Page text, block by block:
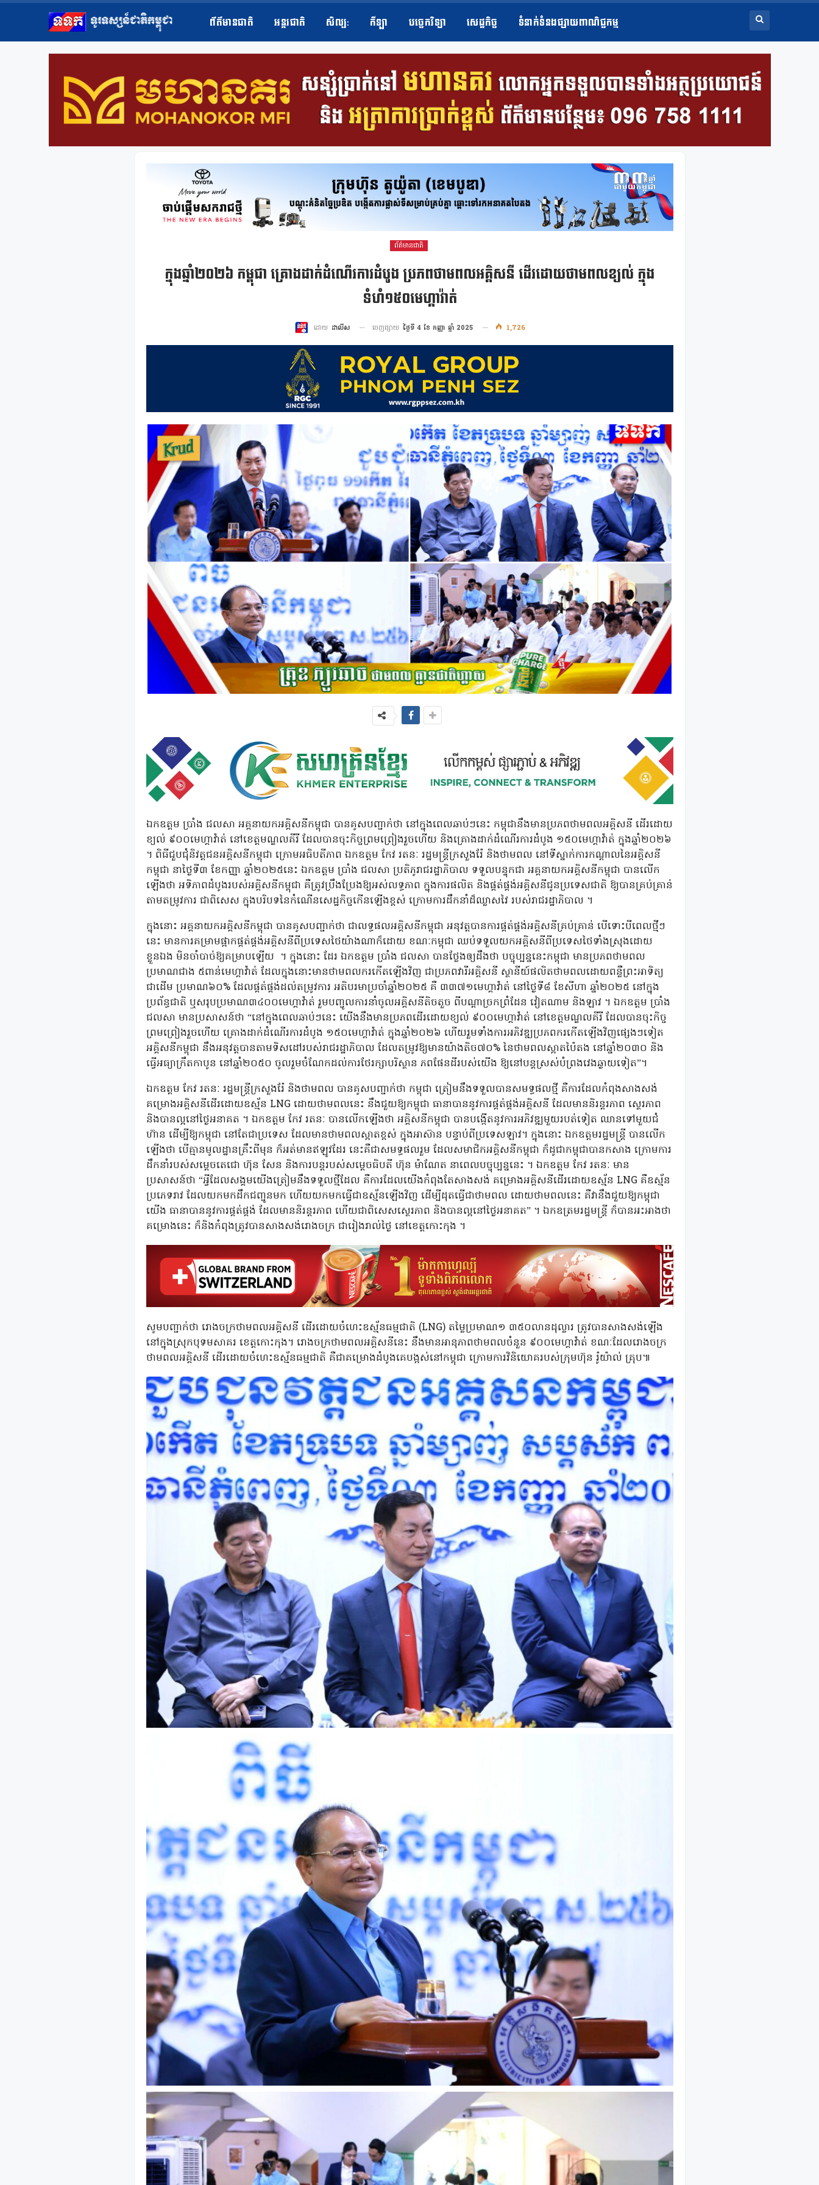
ព័ត៌មានជាតិ អន្តរជាតិ សិល្ប​: កីឡា បច្ចេកវិទ្យា សេដ្ឋកិច្ច ទំនាក់ទំនងផ្សាយពាណិជ្ជកម្ម
ព័ត៌មានជាតិ
ក្នុងឆ្នាំ២០២៦ កម្ពុជា គ្រោងដាក់ដំណើរការដំបូង ប្រភពថាមពលអគ្គិសនី ដើរដោយថាមពលខ្យល់ ក្នុង
ទំហំ១៥០មេហ្គាវ៉ាត់
ដោយ ដាលីស ចេញផ្សាយ ថ្ងៃទី 4 ខែ កញ្ញា ឆ្នាំ 2025 1,726
ឯកឧត្តម ប្រាំង ជលសា អគ្គនាយកអគ្គិសនីកម្ពុជា បានគូសបញ្ជាក់ថា នៅក្នុងពេលឆាប់ៗនេះ កម្ពុជានឹងមានប្រភពថាមពលអគ្គិសនី ដើរដោយ
ខ្យល់ ៩០០មេហ្គាវ៉ាត់ នៅខេត្តមណ្ឌលគីរី ដែលបានចុះកិច្ចព្រមព្រៀងរួចហើយ និងគ្រោងដាក់ដំណើរការដំបូង ១៥០មេហ្គាវ៉ាត់ ក្នុងឆ្នាំ២០២៦
។ ពិធីជួបជុំនិវត្តជនអគ្គិសនីកម្ពុជា ក្រោមអធិបតីភាព ឯកឧត្តម កែវ រតនៈ រដ្ឋមន្ត្រីក្រសួងរ៉ែ និងថាមពល នៅទីស្នាក់ការកណ្តាលនៃអគ្គិសនី
កម្ពុជា នាថ្ងៃទី៣ ខែកញ្ញា ឆ្នាំ២០២៥នេះ ឯកឧត្តម ប្រាំង ជលសា ប្រតិភូរាជរដ្ឋាភិបាល ទទួលបន្ទុកជា អគ្គនាយកអគ្គិសនីកម្ពុជា បានលើក
ឡើងថា អទិភាពដំបូងរបស់អគ្គិសនីកម្ពុជា គឺត្រូវប្រឹងប្រែងឱ្យអស់លទ្ធភាព ក្នុងការផលិត និងផ្គត់ផ្គង់អគ្គិសនីជូនប្រទេសជាតិ ឱ្យបានគ្រប់គ្រាន់
តាមតម្រូវការ ជាពិសេស ក្នុងបរិបទនៃកំណើនសេដ្ឋកិច្ចកើនឡើងខ្ពស់ ក្រោមការដឹកនាំដ៏ឈ្លាសវៃ របស់រាជរដ្ឋាភិបាល ។
ក្នុងនោះ អគ្គនាយកអគ្គិសនីកម្ពុជា បានគូសបញ្ជាក់ថា ជាលទ្ធផលអគ្គិសនីកម្ពុជា អនុវត្តបានការផ្គត់ផ្គង់អគ្គិសនីគ្រប់គ្រាន់ បើទោះបីពេលថ្មីៗ
នេះ មានការគម្រាមផ្អាកផ្គត់ផ្គង់អគ្គិសនីពីប្រទេសថៃយ៉ាងណាក៏ដោយ ខណៈកម្ពុជា ឈប់ទទួលយកអគ្គិសនីពីប្រទេសថៃទាំងស្រុងដោយ
ខ្លួនឯង មិនចាំបាច់ឱ្យគម្រាបឡើយ ។ ក្នុងនោះ ដែរ ឯកឧត្តម ប្រាំង ជលសា បានថ្លែងឲ្យដឹងថា បច្ចុប្បន្ននេះកម្ពុជា មានប្រភពថាមពល
ប្រមាណជាង ៥ពាន់មេហ្គាវ៉ាត់ ដែលក្នុងនោះមានថាមពលករកើតឡើងវិញ ជាប្រភពវារីអគ្គិសនី ស្ថានីយ៍ផលិតថាមពលដោយពន្លឺព្រះអាទិត្យ
ជាដើម ប្រមាណ៦០% ដែលផ្គត់ផ្គង់ដល់តម្រូវការ អតិបរមាប្រចាំឆ្នាំ២០២៥ គឺ ៣៣៧១មេហ្គាវ៉ាត់ នៅថ្ងៃទី៨ ខែសីហា ឆ្នាំ២០២៥ នៅក្នុង
ប្រព័ន្ធជាតិ ឬសរុបប្រមាណ៣៤០០មេហ្គាវ៉ាត់ រួមបញ្ចូលការនាំចូលអគ្គិសនីតិចតួច ពីបណ្តាច្រកព្រំដែន វៀតណាម និងឡាវ ។ ឯកឧត្តម ប្រាំង
ជលសា មានប្រសាសន៍ថា “នៅក្នុងពេលឆាប់ៗនេះ យើងនឹងមានប្រភពដើរដោយខ្យល់ ៩០០មេហ្គាវ៉ាត់ នៅខេត្តមណ្ឌលគីរី ដែលបានចុះកិច្ច
ព្រមព្រៀងរួចហើយ គ្រោងដាក់ដំណើរការដំបូង ១៥០មេហ្គាវ៉ាត់ ក្នុងឆ្នាំ២០២៦ ហើយរួមទាំងការអភិវឌ្ឍប្រភពករកើតឡើងវិញផ្សេងៗទៀត
អគ្គិសនីកម្ពុជា នឹងអនុវត្តបានតាមទិសដៅរបស់រាជរដ្ឋាភិបាល ដែលតម្រូវឱ្យមានយ៉ាងតិច៧០% នៃថាមពលស្អាតប៉ៃតង នៅឆ្នាំ២០៣០ និង
ធ្វើអធ្យាក្រឹតកាបូន នៅឆ្នាំ២០៥០ ចូលរួមចំណែកដល់ការថែរក្សាបរិស្ថាន ភពផែនដីរបស់យើង ឱ្យនៅបន្តស្រស់បំព្រងវេងឆ្ងាយទៀត”។
ឯកឧត្តម កែវ រតនៈ រដ្ឋមន្ត្រីក្រសួងរ៉ែ និងថាមពល បានគូសបញ្ជាក់ថា កម្ពុជា ត្រៀមនឹងទទួលបានសមទ្ធផលថ្មី គឺការដែលកំពុងសាងសង់
គម្រោងអគ្គិសនីដើរដោយឧស្ម័ន LNG ដោយថាមពលនេះ នឹងជួយឱ្យកម្ពុជា ធានាបាននូវការផ្គត់ផ្គង់អគ្គិសនី ដែលមាននិរន្តរភាព ស្ថេរភាព
និងបានល្អនៅថ្ងៃអនាគត ។ ឯកឧត្តម កែវ រតនៈ បានលើកឡើងថា អគ្គិសនីកម្ពុជា បានបង្កើតនូវការអភិវឌ្ឍមួយរបត់ទៀត ឈានទៅមួយជំ
ហ៊ាន ដើម្បីឱ្យកម្ពុជា នៅតែជាប្រទេស ដែលមានថាមពលស្អាតខ្ពស់ ក្នុងអាស៊ាន បន្ទាប់ពីប្រទេសឡាវ។ ក្នុងនោះ ឯកឧត្តមរដ្ឋមន្ត្រី បានលើក
ឡើងថា បើគ្មានមូលដ្ឋានគ្រឹះពីមុន ក៏អត់មានឥឡូវដែរ នេះគឺជាសមទ្ធផលរួម ដែលសមាជិកអគ្គិសនីកម្ពុជា ក៏ដូជាកម្ពុជាបានកសាង ក្រោមការ
ដឹកនាំរបស់សម្តេចតេជោ ហ៊ុន សែន និងការបន្តរបស់សម្តេចធិបតី ហ៊ុន ម៉ាណែត នាពេលបច្ចុប្បន្ននេះ ។ ឯកឧត្តម កែវ រតនៈ មាន
ប្រសាសន៍ថា “អ្វីដែលសង្គមយើងត្រៀមនឹងទទួលថ្មីដែល គឺការដែលយើងកំពុងតែសាងសង់ គម្រោងអគ្គិសនីដើរដោយឧស្ម័ន LNG គឺឧស្ម័ន
ប្រភេទរាវ ដែលយកមកដឹកជញ្ជូនមក ហើយយកមកធ្វើជាឧស្ម័នឡើងវិញ ដើម្បីដុតធ្វើជាថាមពល ដោយថាមពលនេះ គឺវានឹងជួយឱ្យកម្ពុជា
យើង ធានាបាននូវការផ្គត់ផ្គង់ ដែលមាននិរន្តរភាព ហើយជាពិសេសស្ថេរភាព និងបានល្អនៅថ្ងៃអនាគត” ។ ឯកឧត្រមរដ្ឋមន្ត្រី ក៏បានអះអាងថា
គម្រោងនេះ ក៏និងកំពុងត្រូវបានសាងសង់រោងចក្រ ជារៀងរាល់ថ្ងៃ នៅខេត្តកោះកុង ។
សូមបញ្ជាក់ថា រោងចក្រថាមពលអគ្គិសនី ដើរដោយចំហេះឧស្ម័នធម្មជាតិ (LNG) តម្លៃប្រមាណ១ ៣៥០លានដុល្លារ ត្រូវបានសាងសង់ឡើង
នៅក្នុងស្រុកបុទមសាគរ ខេត្តកោះកុង។ រោងចក្រថាមពលអគ្គិសនីនេះ នឹងមានអានុភាពថាមពលចំនួន ៩០០មេហ្គាវ៉ាត់ ខណៈដែលរោងចក្រ
ថាមពលអគ្គិសនី ដើរដោយចំហេះឧស្ម័នធម្មជាតិ គឺជាគម្រោងដំបូងគេបង្អស់នៅកម្ពុជា ក្រោមការវិនិយោគរបស់ក្រុមហ៊ុន រ៉ូយ៉ាល់ គ្រុប៕